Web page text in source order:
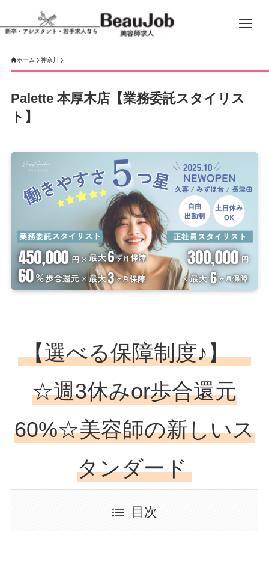
ホーム 神奈川
Palette 本厚木店【業務委託スタイリス
ト】
【選べる保障制度♪】
☆週3休みor歩合還元
60%☆美容師の新しいス
タンダード
目次